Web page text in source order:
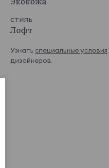
стиль
Лофт
Узнать специальные условия
дизайнеров.